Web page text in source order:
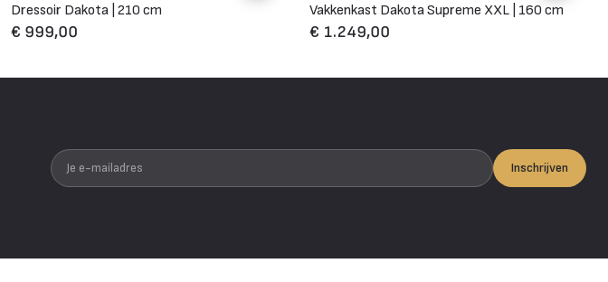
Dressoir Dakota | 210 cm
€ 999,00
Vakkenkast Dakota Supreme XXL | 160 cm
€ 1.249,00
Je e-mailadres
Inschrijven